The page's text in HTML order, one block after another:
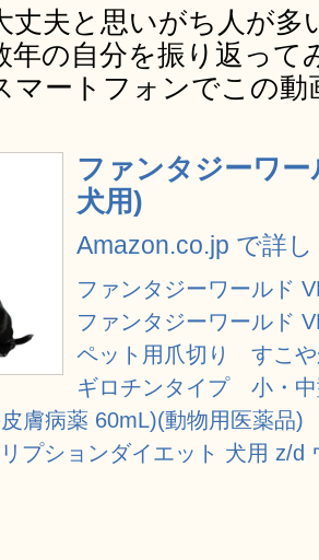
丈夫と思いがち人が多
年の自分を振り返って
マートフォンでこの動
ファンタジーワ
犬用)
Amazon.co.jp で詳
ファンタジーワールド
ファンタジーワールド
ペット用爪切り すこ
ギロチンタイプ 小・
膚病薬 60mL)(動物用医薬品)
プションダイエット 犬用 z/d